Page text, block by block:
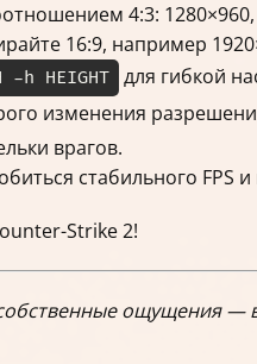
4:3:
16:9, например
-h HEIGHT
для гибкой
изменения
врагов.
стабильного FPS
Strike 2!
ощущения —